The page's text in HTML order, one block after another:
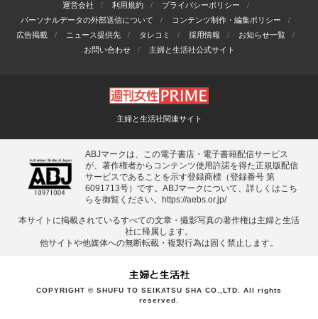
運営会社 利用規約
プライバシーポリシー
パーソナルデータの外部送信について
コンテンツ制作・編集ポリシー
広告掲載
ニュース提供先 タレコミ 採用情報
お知らせ一覧
お問い合わせ
主婦と生活社公式サイト
主婦と生活社関連サイト
ABJマークは、この電子書店・電子書籍配信サービス
が、著作権者からコンテンツ使用許諾を得た正規版配信
サービスであることを示す登録商標（登録番号 第
6091713号）です。ABJマークについて、詳しくはこち
らを御覧ください。
https://aebs.or.jp/
本サイトに掲載されているすべての⽂章・撮影写真の著作権は主婦と⽣活
社に帰属します。
他サイトや他媒体への無断転載・複製⾏為は固く禁⽌します。
COPYRIGHT © SHUFU TO SEIKATSU SHA CO.,LTD. All rights
reserved.